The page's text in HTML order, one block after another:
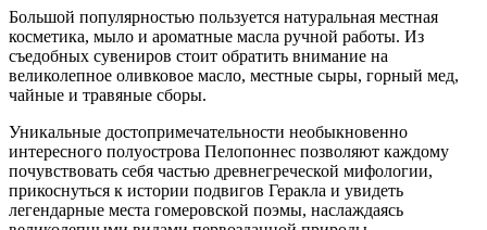
Большой популярностью пользуется натуральная местная
косметика, мыло и ароматные масла ручной работы. Из
съедобных сувениров стоит обратить внимание на
великолепное оливковое масло, местные сыры, горный мед,
чайные и травяные сборы.
Уникальные достопримечательности необыкновенно
интересного полуострова Пелопоннес позволяют каждому
почувствовать себя частью древнегреческой мифологии,
прикоснуться к истории подвигов Геракла и увидеть
легендарные места гомеровской поэмы, наслаждаясь